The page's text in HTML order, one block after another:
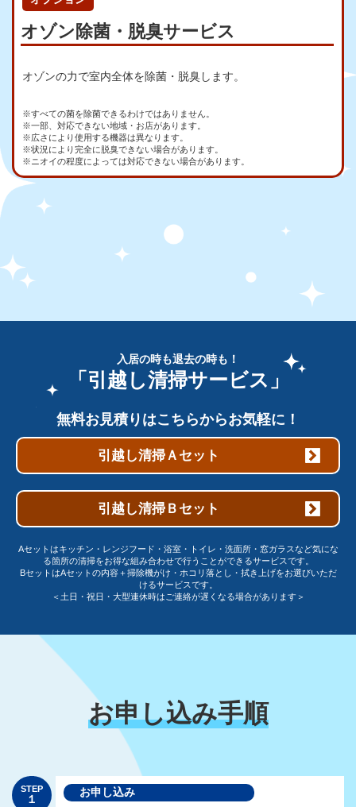
オゾン除菌・脱臭サービス
オゾンの力で室内全体を除菌・脱臭します。
※すべての菌を除菌できるわけではありません。
※一部、対応できない地域・お店があります。
※広さにより使用する機器は異なります。
※状況により完全に脱臭できない場合があります。
※ニオイの程度によっては対応できない場合があります。
入居の時も退去の時も！
「引越し清掃サービス」
無料お見積りはこちらからお気軽に！
引越し清掃Ａセット
引越し清掃Ｂセット
Aセットはキッチン・レンジフード・浴室・トイレ・洗面所・窓ガラスなど気にな
る箇所の清掃をお得な組み合わせで行うことができるサービスです。
BセットはAセットの内容＋掃除機がけ・ホコリ落とし・拭き上げをお選びいただ
けるサービスです。
＜土日・祝日・大型連休時はご連絡が遅くなる場合があります＞
お申し込み手順
STEP
１
お申し込み